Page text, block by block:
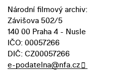
Národní filmový archiv:
Závišova 502/5
140 00 Praha 4 - Nusle
IČO: 00057266
DIČ: CZ00057266
e-podatelna@nfa.cz